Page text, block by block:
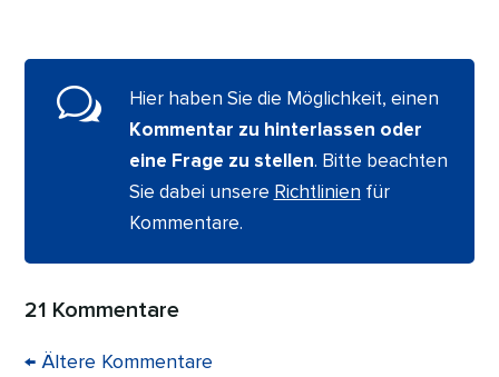
c
e
b
k
dI
er
e
st
at
s
A
p
p
d
di
t
ai
l
p
y
Li
n
k
w
Hier haben Sie die Möglichkeit, einen
Kommentar zu hinterlassen oder
eine Frage zu stellen. Bitte beachten
Sie dabei unsere Richtlinien für
Kommentare.
21 Kommentare
← Ältere Kommentare